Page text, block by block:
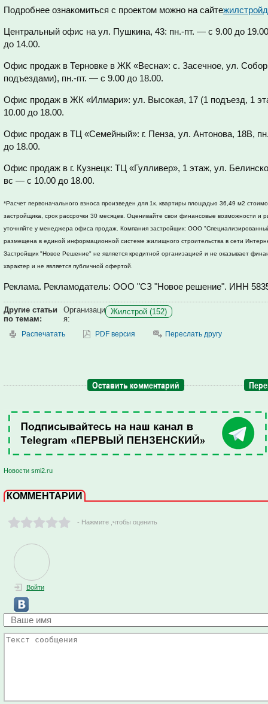
Подробнее ознакомиться с проектом можно на сайте
Центральный офис на ул. Пушкина, 43: пн.-пт. — с 9.00 до
до 14.00.
Офис продаж в Терновке в ЖК «Весна»: с. Засечное, ул.
подъездами), пн.-пт. — с 9.00 до 18.00.
Офис продаж в ЖК «Илмари»: ул. Высокая, 17 (1 подъезд, 1
10.00 до 18.00.
Офис продаж в ТЦ «Семейный»: г. Пенза, ул. Антонова, 18В,
до 18.00.
Офис продаж в г. Кузнецк: ТЦ «Гулливер», 1 этаж, ул.
вс — с 10.00 до 18.00.
*Расчет первоначального взноса произведен для 1к. квартиры площадью 36,49 м2
застройщика, срок рассрочки 30 месяцев. Оценивайте свои финансовые возможности и
уточняйте у менеджера офиса продаж. Компания застройщик: ООО
размещена в единой информационной системе жилищного строительства в сети
Застройщик "Новое Решение" не является кредитной организацией и не оказывает
характер и не является публичной офертой.
Реклама. Рекламодатель: ООО "СЗ "Новое решение". ИНН
Другие статьи
по темам:
Организаци
я:
Жилстрой (152)
Распечатать PDF версия Переслать другу
Оставить комментарий
Новости smi2.ru
КОММЕНТАРИИ
- Нажмите ,чтобы оценить
Войти